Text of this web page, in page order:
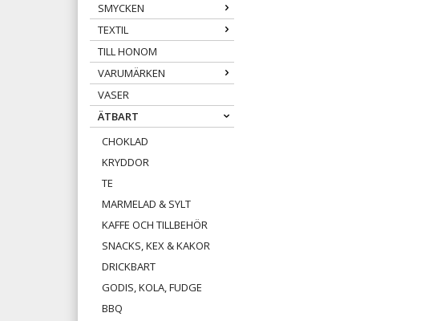
SMYCKEN
TEXTIL
TILL HONOM
VARUMÄRKEN
VASER
ÄTBART
CHOKLAD
KRYDDOR
TE
MARMELAD & SYLT
KAFFE OCH TILLBEHÖR
SNACKS, KEX & KAKOR
DRICKBART
GODIS, KOLA, FUDGE
BBQ